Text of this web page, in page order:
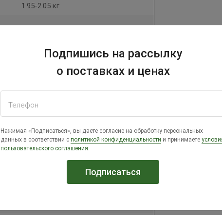
1.95-2.05 кг
163-165 дней
20.2 кг
Подпишись на рассылку
о поставках и ценах
Телефон
Нажимая «Подписаться», вы даете согласие на обработку персональных
данных в соответствии с политикой конфиденциальности и принимаете
пользовательского соглашения.